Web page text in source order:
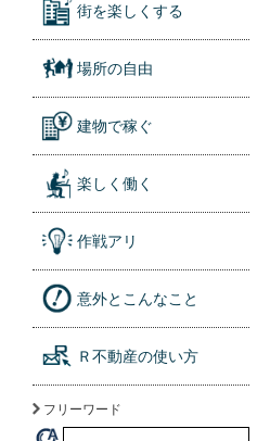
街を楽しくする
場所の自由
建物で稼ぐ
楽しく働く
作戦アリ
意外とこんなこと
Ｒ不動産の使い方
フリーワード